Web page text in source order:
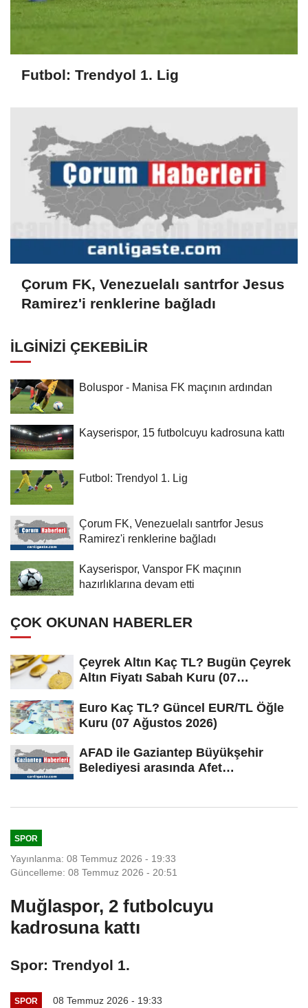
Futbol: Trendyol 1. Lig
Çorum FK, Venezuelalı santrfor Jesus
Ramirez'i renklerine bağladı
İLGINIZI ÇEKEBILIR
Boluspor - Manisa FK maçının ardından
Kayserispor, 15 futbolcuyu kadrosuna kattı
Futbol: Trendyol 1. Lig
Çorum FK, Venezuelalı santrfor Jesus
Ramirez'i renklerine bağladı
Kayserispor, Vanspor FK maçının
hazırlıklarına devam etti
ÇOK OKUNAN HABERLER
Çeyrek Altın Kaç TL? Bugün Çeyrek
Altın Fiyatı Sabah Kuru (07
Euro Kaç TL? Güncel EUR/TL Öğle
Kuru (07 Ağustos 2026)
AFAD ile Gaziantep Büyükşehir
Belediyesi arasında Afet
SPOR
Yayınlanma: 08 Temmuz 2026 - 19:33
Güncelleme: 08 Temmuz 2026 - 20:51
Muğlaspor, 2 futbolcuyu
kadrosuna kattı
Spor: Trendyol 1.
SPOR 08 Temmuz 2026 - 19:33